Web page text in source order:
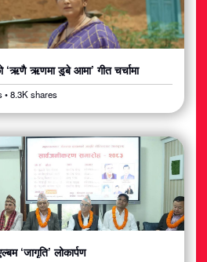
‘ऋणै ऋणमा डुबे आमा’ गीत चर्चामा
• 8.3K shares
‘जागृति’ लोकार्पण